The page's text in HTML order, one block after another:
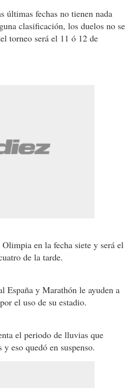
últimas fechas no tienen nada
clasificación, los duelos no se
torneo será el 11 ó 12 de
en la fecha siete y será el
de la tarde.
España y Marathón le ayuden a
el uso de su estadio.
el periodo de lluvias que
eso quedó en suspenso.